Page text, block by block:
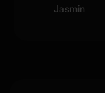
Jasmin